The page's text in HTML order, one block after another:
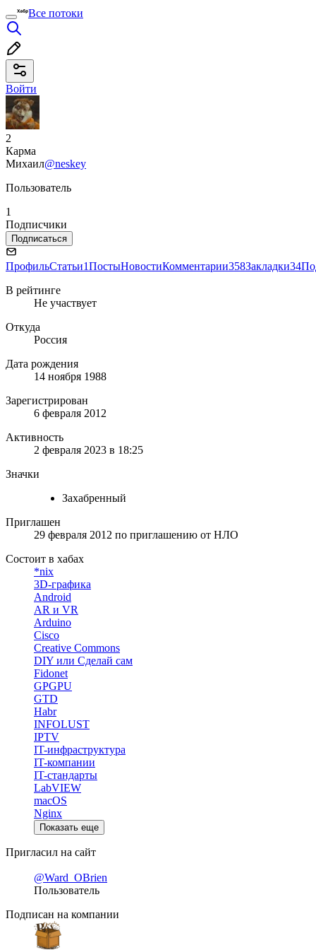
Все потоки
Войти
2
Карма
Михаил@neskey
Пользователь
1
Подписчики
Подписаться
ПрофильСтатьи1ПостыНовостиКомментарии358Закладки34
В рейтинге
Не участвует
Откуда
Россия
Дата рождения
14 ноября 1988
Зарегистрирован
6 февраля 2012
Активность
2 февраля 2023 в 18:25
Значки
Захабренный
Приглашен
29 февраля 2012 по приглашению от НЛО
Состоит в хабах
*nix
3D-графика
Android
AR и VR
Arduino
Cisco
Creative Commons
DIY или Сделай сам
Fidonet
GPGPU
GTD
Habr
INFOLUST
IPTV
IT-инфраструктура
IT-компании
IT-стандарты
LabVIEW
macOS
Nginx
Показать еще
Пригласил на сайт
@Ward_OBrien
Пользователь
Подписан на компании